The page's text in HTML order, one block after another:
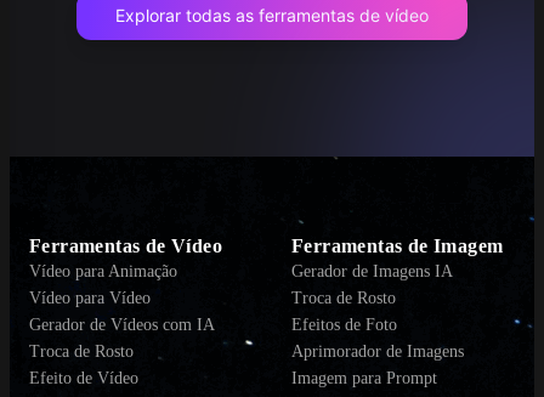
Explorar todas as ferramentas de vídeo
Ferramentas de Vídeo
Vídeo para Animação
Vídeo para Vídeo
Gerador de Vídeos com IA
Troca de Rosto
Efeito de Vídeo
Ferramentas de Imagem
Gerador de Imagens IA
Troca de Rosto
Efeitos de Foto
Aprimorador de Imagens
Imagem para Prompt